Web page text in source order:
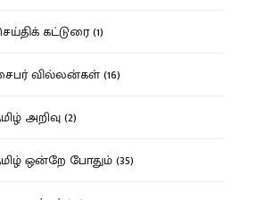
கட்டுரை (1)
வில்லன்கள் (16)
அறிவு (2)
ஒன்றே போதும் (35)